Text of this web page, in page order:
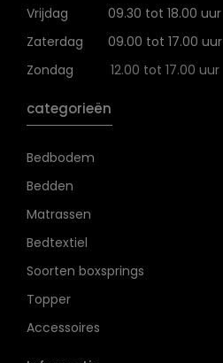
Vrijdag
09.30 tot 18.00 uur
Zaterdag
09.00 tot 17.00 uur
Zondag
12.00 tot 17.00 uur
categorieën
Bedbodem
Bedden
Matrassen
Bedtextiel
Soorten boxsprings
Topper
Accessoires